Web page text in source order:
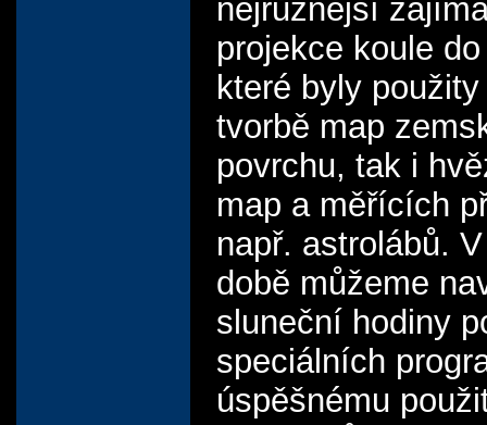
nejrůznější
projekce koule
které byly
tvorbě map
povrchu, tak i
map a měřících
např. astrolábů.
době můžeme
sluneční hodiny
speciálních
úspěšnému